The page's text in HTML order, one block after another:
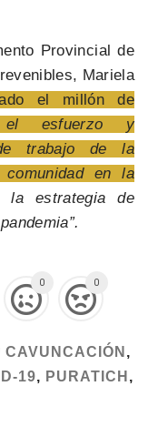
Provincial de
Mariela
el millón de
esfuerzo y
trabajo de la
en la
la estrategia de
0 0
CAVUNCACIÓN ,
19, PURATICH ,